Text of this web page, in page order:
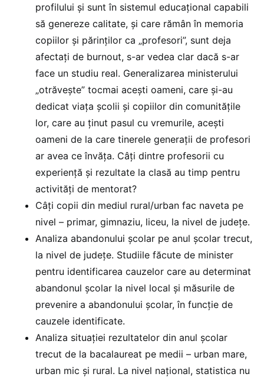
profilului și sunt în sistemul educațional capabili
să genereze calitate, și care rămân în memoria
copiilor și părinților ca „profesori”, sunt deja
afectați de burnout, s-ar vedea clar dacă s-ar
face un studiu real. Generalizarea ministerului
„otrăvește” tocmai acești oameni, care și-au
dedicat viața școlii și copiilor din comunitățile
lor, care au ținut pasul cu vremurile, acești
oameni de la care tinerele generații de profesori
ar avea ce învăța. Câți dintre profesorii cu
experiență și rezultate la clasă au timp pentru
activități de mentorat?
Câți copii din mediul rural/urban fac naveta pe
nivel – primar, gimnaziu, liceu, la nivel de județe.
Analiza abandonului școlar pe anul școlar trecut,
la nivel de județe. Studiile făcute de minister
pentru identificarea cauzelor care au determinat
abandonul școlar la nivel local și măsurile de
prevenire a abandonului școlar, în funcție de
cauzele identificate.
Analiza situației rezultatelor din anul școlar
trecut de la bacalaureat pe medii – urban mare,
urban mic și rural. La nivel național, statistica nu